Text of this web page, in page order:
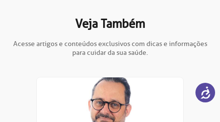
Veja Também
Acesse artigos e conteúdos exclusivos com dicas e informações
para cuidar da sua saúde.